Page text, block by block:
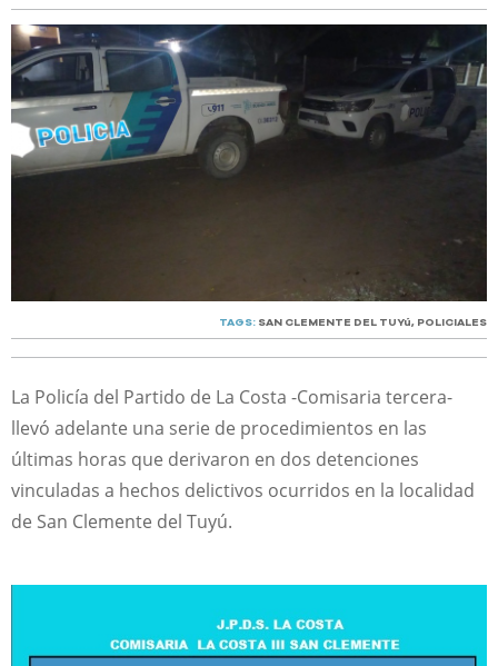
TAGS: SAN CLEMENTE DEL TUYú, POLICIALES
La Policía del Partido de La Costa -Comisaria tercera-
llevó adelante una serie de procedimientos en las
últimas horas que derivaron en dos detenciones
vinculadas a hechos delictivos ocurridos en la localidad
de San Clemente del Tuyú.